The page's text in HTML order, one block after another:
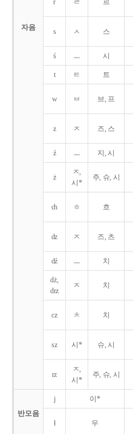
자음
r ㄹ 르
s ㅅ 스
ś ㅡ 시
t ㅌ 트
w ㅂ 브, 프
z ㅈ 즈, 스
ź ㅡ 지, 시
ż
ㅈ,
시*
주, 슈, 시
ch ㅎ 흐
dz ㅈ 즈, 츠
dź ㅡ 치
dż,
drz
ㅈ 치
cz ㅊ 치
sz 시* 슈, 시
rz
ㅈ,
시*
주, 슈, 시
반모음
j 이*
ł 우